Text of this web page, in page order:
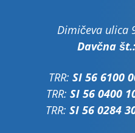
Dimičeva ulica
Davčna št.:
TRR: SI 56 6100
TRR: SI 56 0400
TRR: SI 56 0284